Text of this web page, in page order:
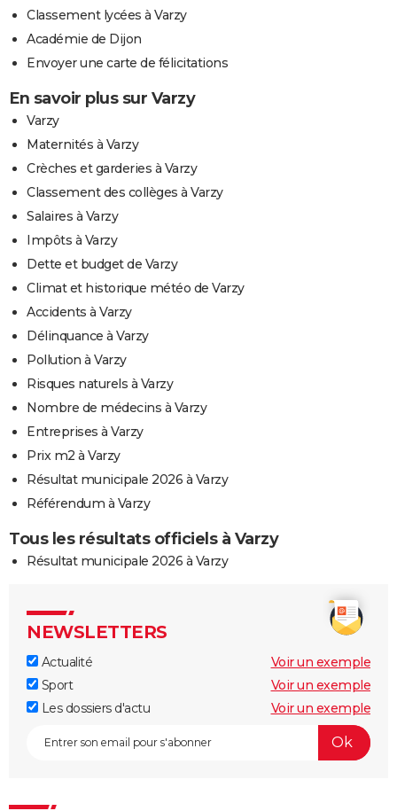
Classement lycées à Varzy
Académie de Dijon
Envoyer une carte de félicitations
En savoir plus sur Varzy
Varzy
Maternités à Varzy
Crèches et garderies à Varzy
Classement des collèges à Varzy
Salaires à Varzy
Impôts à Varzy
Dette et budget de Varzy
Climat et historique météo de Varzy
Accidents à Varzy
Délinquance à Varzy
Pollution à Varzy
Risques naturels à Varzy
Nombre de médecins à Varzy
Entreprises à Varzy
Prix m2 à Varzy
Résultat municipale 2026 à Varzy
Référendum à Varzy
Tous les résultats officiels à Varzy
Résultat municipale 2026 à Varzy
NEWSLETTERS
Actualité
Voir un exemple
Sport
Voir un exemple
Les dossiers d'actu
Voir un exemple